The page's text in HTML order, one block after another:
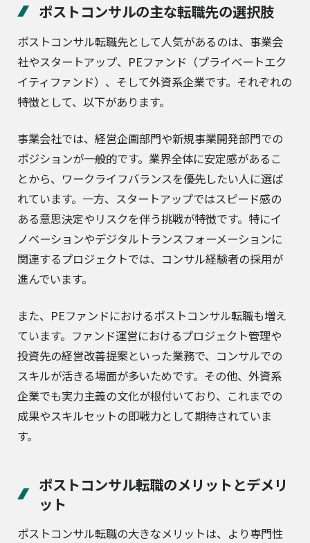
ポストコンサルの主な転職先の選択肢
ポストコンサル転職先として人気があるのは、事業会
社やスタートアップ、PEファンド（プライベートエク
イティファンド）、そして外資系企業です。それぞれの
特徴として、以下があります。
事業会社では、経営企画部門や新規事業開発部門での
ポジションが一般的です。業界全体に安定感があるこ
とから、ワークライフバランスを優先したい人に選ば
れています。一方、スタートアップではスピード感の
ある意思決定やリスクを伴う挑戦が特徴です。特にイ
ノベーションやデジタルトランスフォーメーションに
関連するプロジェクトでは、コンサル経験者の採用が
進んでいます。
また、PEファンドにおけるポストコンサル転職も増え
ています。ファンド運営におけるプロジェクト管理や
投資先の経営改善提案といった業務で、コンサルでの
スキルが活きる場面が多いためです。その他、外資系
企業でも実力主義の文化が根付いており、これまでの
成果やスキルセットの即戦力として期待されていま
す。
ポストコンサル転職のメリットとデメリ
ット
ポストコンサル転職の大きなメリットは、より専門性